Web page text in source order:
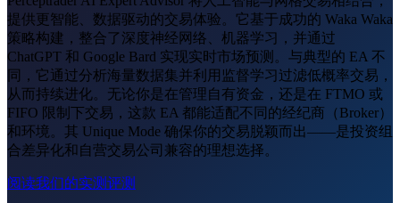
提供更智能、数据驱动的交易体验。它基于成功的 Waka Waka
策略构建，整合了深度神经网络、机器学习，并通过
ChatGPT 和 Google Bard 实现实时市场预测。与典型的 EA 不
同，它通过分析海量数据集并利用监督学习过滤低概率交易，
从而持续进化。无论你是在管理自有资金，还是在 FTMO 或
FIFO 限制下交易，这款 EA 都能适配不同的经纪商（Broker）
和环境。其 Unique Mode 确保你的交易脱颖而出——是投资组
合差异化和自营交易公司兼容的理想选择。
阅读我们的实测评测